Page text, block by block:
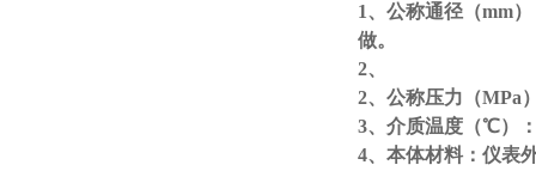
1、 公称通径 （mm）
做。
2、
2、 公称压力 （MPa
3、介质温度 （℃）
4、 本体材料：仪表